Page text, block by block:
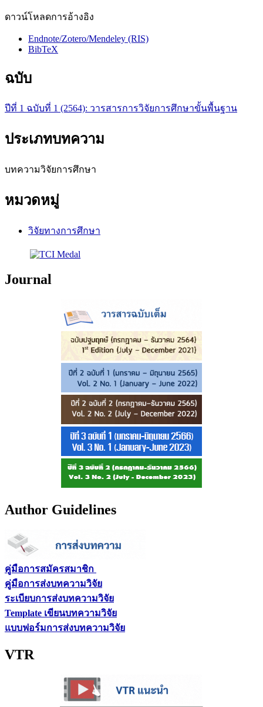
ดาวน์โหลดการอ้างอิง
Endnote/Zotero/Mendeley (RIS)
BibTeX
ฉบับ
ปีที่ 1 ฉบับที่ 1 (2564): วารสารการวิจัยการศึกษาขั้นพื้นฐาน
ประเภทบทความ
บทความวิจัยการศึกษา
หมวดหมู่
วิจัยทางการศึกษา
Journal
Author Guidelines
คู่มือการสมัครสมาชิก
คู่มือการส่งบทความวิจัย
ระเบียบการส่งบทความวิจัย
Template เขียนบทความวิจัย
แบบฟอร์มการส่งบทความวิจัย
VTR